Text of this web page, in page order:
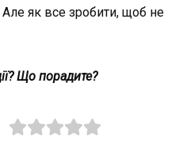
Але як все зробити, щоб не
Що порадите?